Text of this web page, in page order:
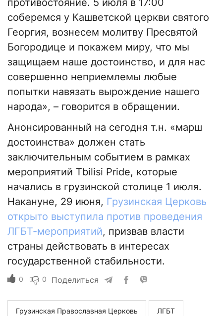
противостояние. 5 июля в 17:00
соберемся у Кашветской церкви святого
Георгия, вознесем молитву Пресвятой
Богородице и покажем миру, что мы
защищаем наше достоинство, и для нас
совершенно неприемлемы любые
попытки навязать вырождение нашего
народа», – говорится в обращении.
Анонсированный на сегодня т.н. «марш
достоинства» должен стать
заключительным событием в рамках
мероприятий Tbilisi Pride, которые
начались в грузинской столице 1 июля.
Накануне, 29 июня, Грузинская Церковь
открыто выступила против проведения
ЛГБТ-мероприятий, призвав власти
страны действовать в интересах
государственной стабильности.
0 0 Поделиться
Грузинская Православная Церковь ЛГБТ